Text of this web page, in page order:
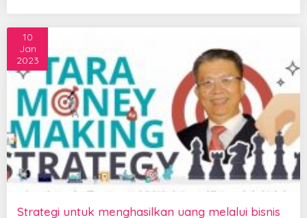
Strategi untuk menghasilkan uang melalui bisnis
10
Jan
2023